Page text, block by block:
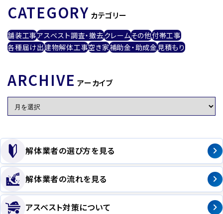
CATEGORY カテゴリー
舗装工事アスベスト調査・撤去クレームその他付帯工事
各種届け出建物解体工事空き家補助金・助成金見積もり
ARCHIVE アーカイブ
解体業者の選び方を見る
解体業者の流れを見る
アスベスト対策について